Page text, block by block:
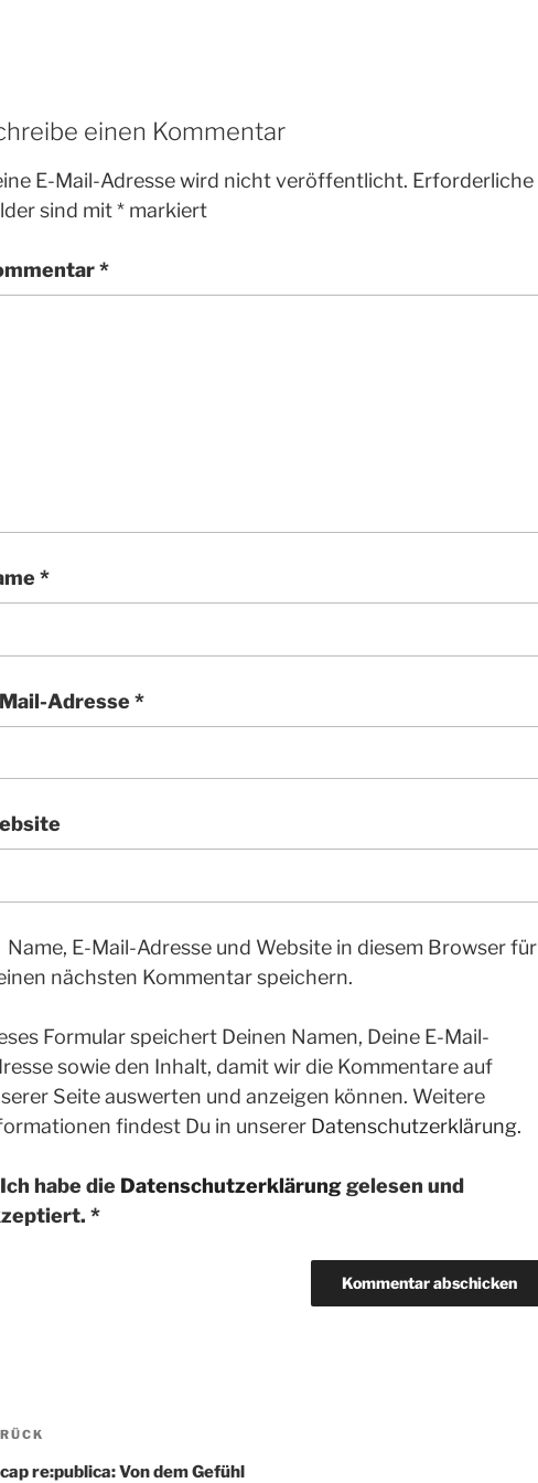
einen Kommentar
E-Mail-Adresse wird nicht veröffentlicht. Erforderliche
sind mit* markiert
*
*
Adresse *
Name, E-Mail-Adresse und Website in diesem Browser für
nächsten Kommentar speichern.
Formular speichert Deinen Namen, Deine E-Mail-
sowie den Inhalt, damit wir die Kommentare auf
Seite auswerten und anzeigen können. Weitere
findest Du in unserer Datenschutzerklärung.
Ich habe die Datenschutzerklärunggelesen und
*
re:publica: Von dem Gefühl